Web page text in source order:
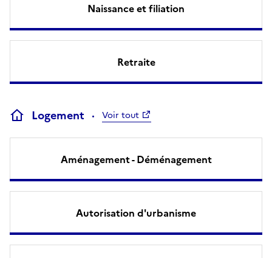
Naissance et filiation
Retraite
Logement Voir tout
Aménagement - Déménagement
Autorisation d'urbanisme